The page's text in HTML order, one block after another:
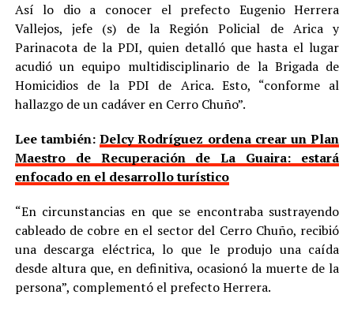
Así lo dio a conocer el prefecto Eugenio Herrera
Vallejos, jefe (s) de la Región Policial de Arica y
Parinacota de la PDI, quien detalló que hasta el lugar
acudió un equipo multidisciplinario de la Brigada de
Homicidios de la PDI de Arica. Esto, “conforme al
hallazgo de un cadáver en Cerro Chuño”.
Lee también:Delcy Rodríguez ordena crear un Plan
Maestro de Recuperación de La Guaira: estará
enfocado en el desarrollo turístico
“En circunstancias en que se encontraba sustrayendo
cableado de cobre en el sector del Cerro Chuño, recibió
una descarga eléctrica, lo que le produjo una caída
desde altura que, en definitiva, ocasionó la muerte de la
persona”, complementó el prefecto Herrera.